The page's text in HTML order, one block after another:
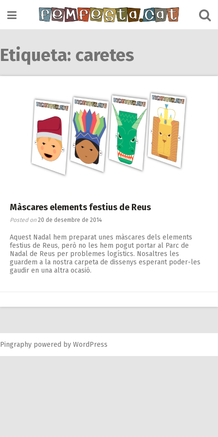
content
Etiqueta: caretes
Màscares elements festius de Reus
Posted on 20 de desembre de 2014
Aquest Nadal hem preparat unes màscares dels elements
festius de Reus, però no les hem pogut portar al Parc de
Nadal de Reus per problemes logístics. Nosaltres les
guardem a la nostra carpeta de dissenys esperant poder-les
gaudir en una altra ocasió.
Pingraphy powered by WordPress